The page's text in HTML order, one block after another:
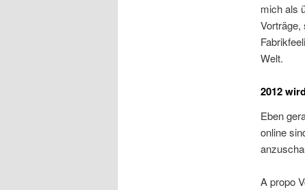
mich als
Vorträge,
Welt.
2012
Eben
online
A propo